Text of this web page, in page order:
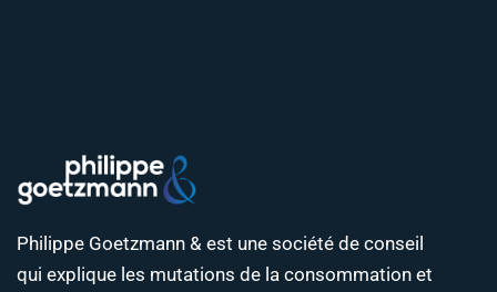
Philippe Goetzmann & est une société de conseil
qui explique les mutations de la consommation et